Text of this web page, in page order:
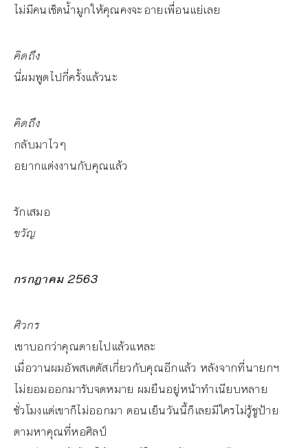
ไม่มีคนเช็ดน้ำมูกให้คุณคงจะอายเพื่อนแย่เลย
คิดถึง
นี่ผมพูดไปกี่ครั้งแล้วนะ
คิดถึง
กลับมาไวๆ
อยากแต่งงานกับคุณแล้ว
รักเสมอ
ขวัญ
กรกฎาคม 2563
ศิวกร
เขาบอกว่าคุณตายไปแล้วแหละ
เมื่อวานผมอัพสเตตัสเกี่ยวกับคุณอีกแล้ว หลังจากที่นายกฯ
ไม่ยอมออกมารับจดหมาย ผมยืนอยู่หน้าทำเนียบหลาย
ชั่วโมงแต่เขาก็ไม่ออกมา ตอนเย็นวันนี้ก็เลยมีใครไม่รู้ชูป้าย
ตามหาคุณที่หอศิลป์